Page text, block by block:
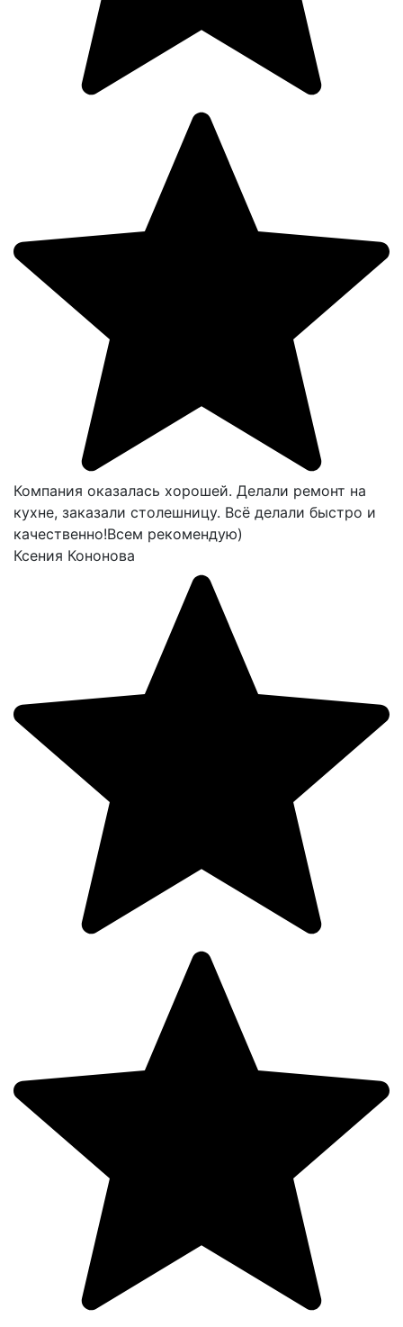
Компания оказалась хорошей. Делали ремонт на
кухне, заказали столешницу. Всё делали быстро и
качественно!Всем рекомендую)
Ксения Кононова